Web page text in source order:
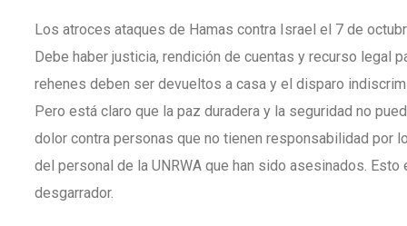
Los atroces ataques de Hamas contra Israel el 7 de
Debe haber justicia, rendición de cuentas y recurso legal
rehenes deben ser devueltos a casa y el disparo
Pero está claro que la paz duradera y la seguridad no
dolor contra personas que no tienen responsabilidad
del personal de la UNRWA que han sido asesinados.
desgarrador.